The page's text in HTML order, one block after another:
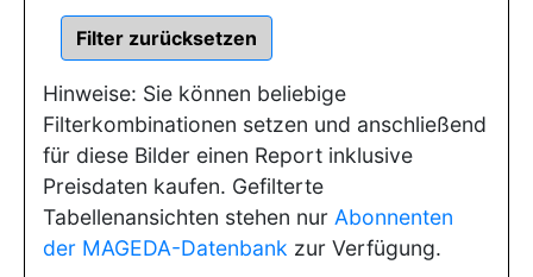
Hinweise: Sie können beliebige
Filterkombinationen setzen und anschließend
für diese Bilder einen Report inklusive
Preisdaten kaufen. Gefilterte
Tabellenansichten stehen nur Abonnenten
der MAGEDA-Datenbank zur Verfügung.